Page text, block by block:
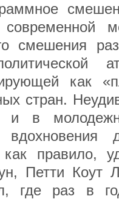
смешения
как
стран.
и в
правило,
Петти Коут
где раз в